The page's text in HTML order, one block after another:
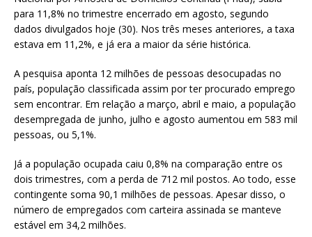
A
p
p
para 11,8% no trimestre encerrado em agosto, segundo
dados divulgados hoje (30). Nos três meses anteriores, a taxa
estava em 11,2%, e já era a maior da série histórica.
A pesquisa aponta 12 milhões de pessoas desocupadas no
país, população classificada assim por ter procurado emprego
sem encontrar. Em relação a março, abril e maio, a população
desempregada de junho, julho e agosto aumentou em 583 mil
pessoas, ou 5,1%.
Já a população ocupada caiu 0,8% na comparação entre os
dois trimestres, com a perda de 712 mil postos. Ao todo, esse
contingente soma 90,1 milhões de pessoas. Apesar disso, o
número de empregados com carteira assinada se manteve
estável em 34,2 milhões.